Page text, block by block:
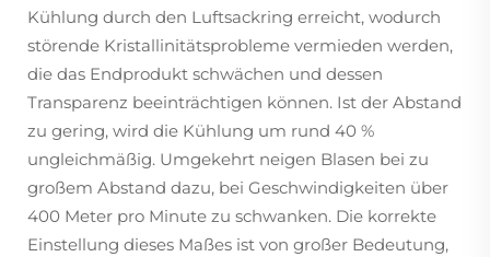
Kühlung durch den Luftsackring erreicht, wodurch
störende Kristallinitätsprobleme vermieden werden,
die das Endprodukt schwächen und dessen
Transparenz beeinträchtigen können. Ist der Abstand
zu gering, wird die Kühlung um rund 40 %
ungleichmäßig. Umgekehrt neigen Blasen bei zu
großem Abstand dazu, bei Geschwindigkeiten über
400 Meter pro Minute zu schwanken. Die korrekte
Einstellung dieses Maßes ist von großer Bedeutung,